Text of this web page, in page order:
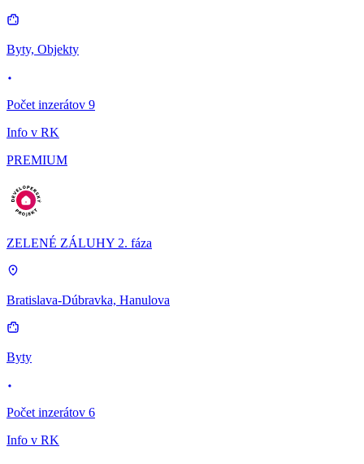
Byty, Objekty
Počet inzerátov 9
Info v RK
PREMIUM
ZELENÉ ZÁLUHY 2. fáza
Bratislava-Dúbravka, Hanulova
Byty
Počet inzerátov 6
Info v RK